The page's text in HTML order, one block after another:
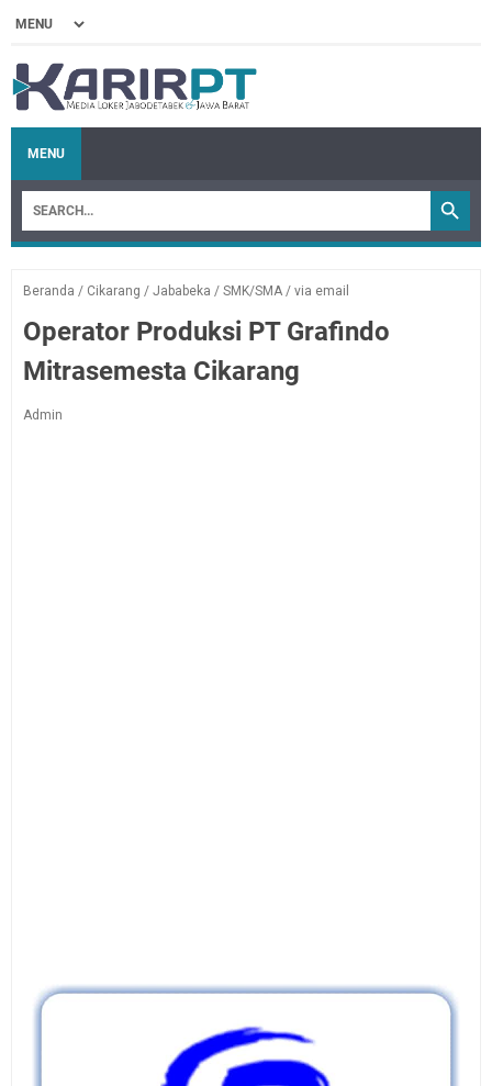
MENU
Beranda / Cikarang / Jababeka / SMK/SMA / via email
Operator Produksi PT Grafindo
Mitrasemesta Cikarang
Admin